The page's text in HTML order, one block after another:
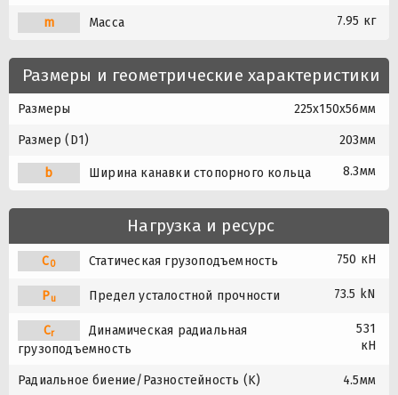
m Масса 7.95 кг
Размеры и геометрические характеристики
Размеры 225x150x56мм
Размер (D1) 203мм
b Ширина канавки стопорного кольца 8.3мм
Нагрузка и ресурс
C0 Статическая грузоподъемность 750 кН
Pu Предел усталостной прочности 73.5 kN
Cr
Динамическая радиальная
грузоподъемность
531
кН
Радиальное биение/Разностейность (K) 4.5мм